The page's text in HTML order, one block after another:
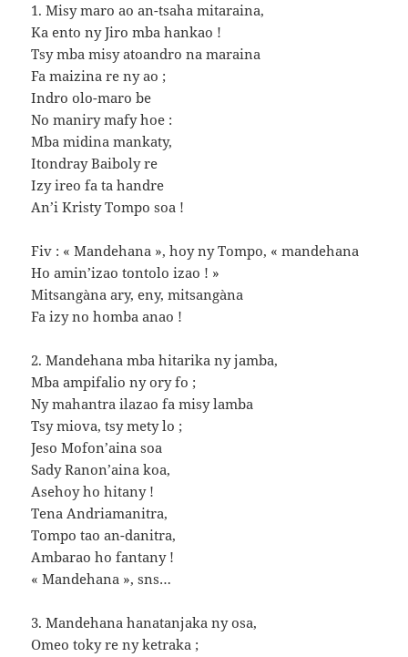
1. Misy maro ao an-tsaha mitaraina,
Ka ento ny Jiro mba hankao !
Tsy mba misy atoandro na maraina
Fa maizina re ny ao ;
Indro olo-maro be
No maniry mafy hoe :
Mba midina mankaty,
Itondray Baiboly re
Izy ireo fa ta handre
An’i Kristy Tompo soa !
Fiv : « Mandehana », hoy ny Tompo, « mandehana
Ho amin’izao tontolo izao ! »
Mitsangàna ary, eny, mitsangàna
Fa izy no homba anao !
2. Mandehana mba hitarika ny jamba,
Mba ampifalio ny ory fo ;
Ny mahantra ilazao fa misy lamba
Tsy miova, tsy mety lo ;
Jeso Mofon’aina soa
Sady Ranon’aina koa,
Asehoy ho hitany !
Tena Andriamanitra,
Tompo tao an-danitra,
Ambarao ho fantany !
« Mandehana », sns…
3. Mandehana hanatanjaka ny osa,
Omeo toky re ny ketraka ;